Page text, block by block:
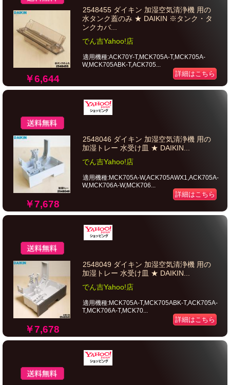
￥6,644
2548455 ダイキン 加湿空気清浄機 用の
水タンク蓋のみ ★ DAIKIN ※タンク・タ
ンクカバ...
でん吉Yahoo!店
適用機種:ACK70Y-T,MCK705A-T,MCK705A-
W,MCK705ABK-T,ACK705...
詳細はこちら
￥7,678
2548046 ダイキン 加湿空気清浄機 用の
加湿トレー 水受け皿 ★ DAIKIN...
でん吉Yahoo!店
適用機種:MCK705A-W,ACK705AWX1,ACK705A-
W,MCK706A-W,MCK706...
詳細はこちら
￥7,678
2548049 ダイキン 加湿空気清浄機 用の
加湿トレー 水受け皿 ★ DAIKIN...
でん吉Yahoo!店
適用機種:MCK705A-T,MCK705ABK-T,ACK705A-
T,MCK706A-T,MCK70...
詳細はこちら